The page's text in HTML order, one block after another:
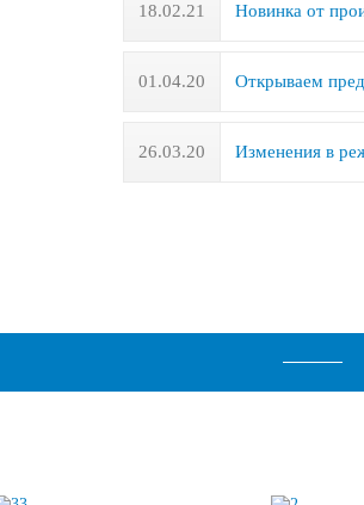
18.02.21 Новинка от
01.04.20 Открываем
26.03.20 Изменения в